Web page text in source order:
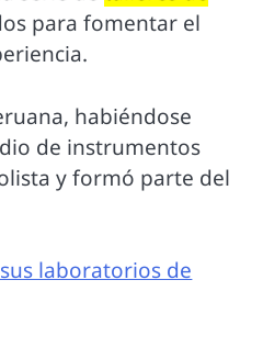
para fomentar el
habiéndose
de instrumentos
y formó parte del
laboratorios de